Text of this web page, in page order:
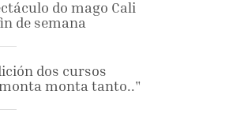
do mago Cali
de semana
dos cursos
monta tanto.."